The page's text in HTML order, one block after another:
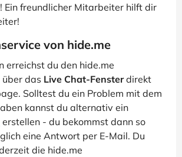
Ein freundlicher Mitarbeiter hilft dir
von hide.me
erreichst du den hide.me
über das Live Chat-Fensterdirekt
Solltest du ein Problem mit dem
kannst du alternativ ein
erstellen - du bekommst dann so
eine Antwort per E-Mail. Du
die hide.me